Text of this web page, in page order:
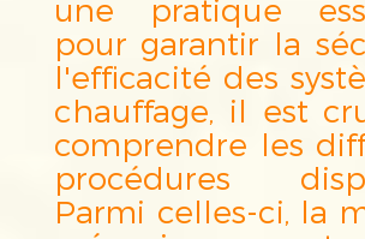
une pratique
pour garantir la
l'efficacité des
chauffage, il est
comprendre les
procédures
Parmi celles-ci, la